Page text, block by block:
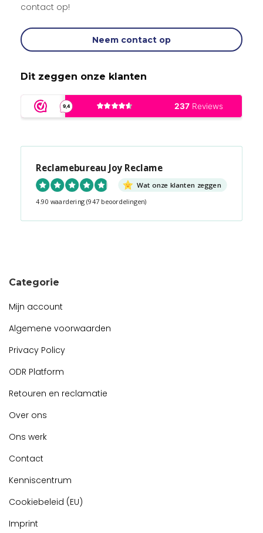
contact op!
Neem contact op
Dit zeggen onze klanten
Reclamebureau Joy Reclame
Wat onze klanten zeggen
4.90 waardering (947 beoordelingen)
Categorie
Mijn account
Algemene voorwaarden
Privacy Policy
ODR Platform
Retouren en reclamatie
Over ons
Ons werk
Contact
Kenniscentrum
Cookiebeleid (EU)
Imprint